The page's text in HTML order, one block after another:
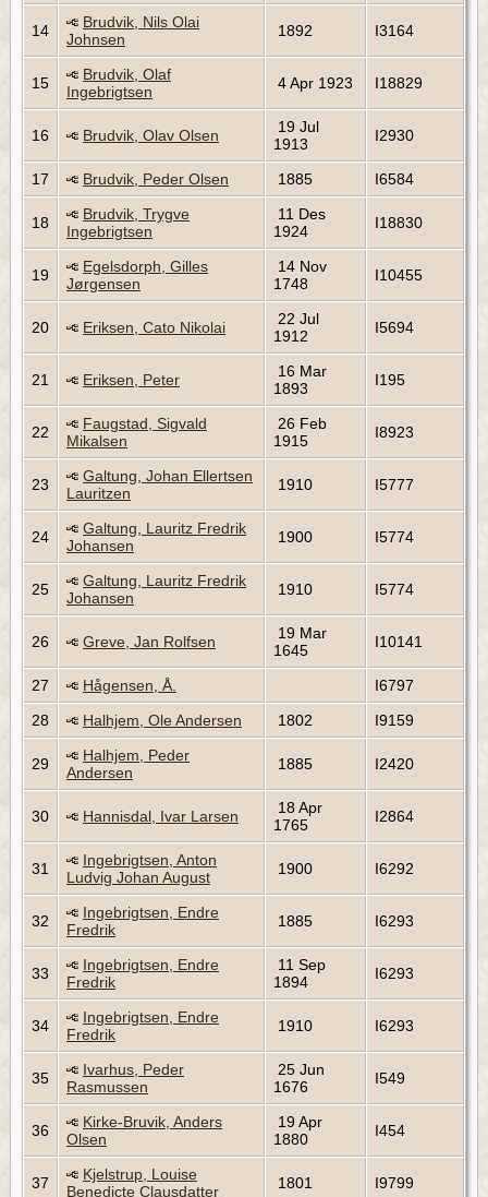
14
Brudvik, Nils Olai
Johnsen
1892 I3164
15
Brudvik, Olaf
Ingebrigtsen
4 Apr 1923 I18829
16 Brudvik, Olav Olsen
19 Jul
1913
I2930
17 Brudvik, Peder Olsen 1885 I6584
18
Brudvik, Trygve
Ingebrigtsen
11 Des
1924
I18830
19
Egelsdorph, Gilles
Jørgensen
14 Nov
1748
I10455
20 Eriksen, Cato Nikolai
22 Jul
1912
I5694
21 Eriksen, Peter
16 Mar
1893
I195
22
Faugstad, Sigvald
Mikalsen
26 Feb
1915
I8923
23
Galtung, Johan Ellertsen
Lauritzen
1910 I5777
24
Galtung, Lauritz Fredrik
Johansen
1900 I5774
25
Galtung, Lauritz Fredrik
Johansen
1910 I5774
26 Greve, Jan Rolfsen
19 Mar
1645
I10141
27 Hågensen, Å.
I6797
28
Halhjem, Ole Andersen 1802 I9159
29
Halhjem, Peder
Andersen
1885 I2420
30 Hannisdal, Ivar Larsen
18 Apr
1765
I2864
31
Ingebrigtsen, Anton
Ludvig Johan August
1900 I6292
32
Ingebrigtsen, Endre
Fredrik
1885 I6293
33
Ingebrigtsen, Endre
Fredrik
11 Sep
1894
I6293
34
Ingebrigtsen, Endre
Fredrik
1910 I6293
35
Ivarhus, Peder
Rasmussen
25 Jun
1676
I549
36
Kirke-Bruvik, Anders
Olsen
19 Apr
1880
I454
37
Kjelstrup, Louise
Benedicte Clausdatter
1801 I9799